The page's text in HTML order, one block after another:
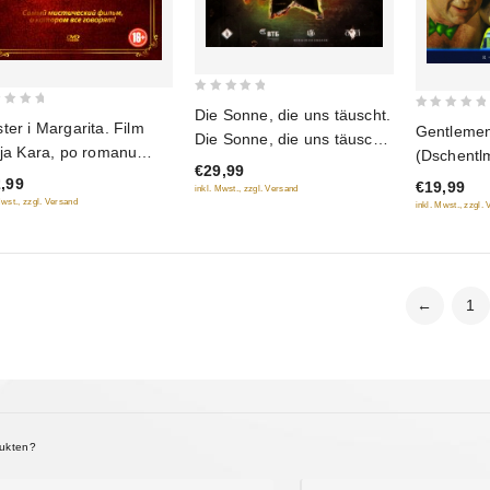
i Margarita. Film
Kara, po romanu
Bulgakowa
zzgl. Versand
of
5
Die Sonne, die uns täuscht.
Die Sonne, die uns täuscht
2. (Utomlennye solnzem.
Utomlennye solnzem 2:
€29,99
inkl. Mwst., zzgl. Versand
of
5
€19,99
inkl. Mwst., zzgl.
← 1